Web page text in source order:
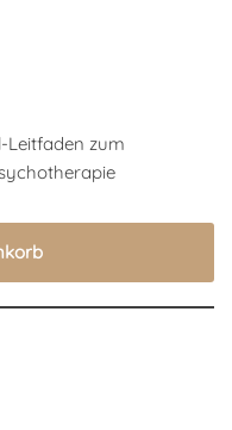
Leitfaden zum